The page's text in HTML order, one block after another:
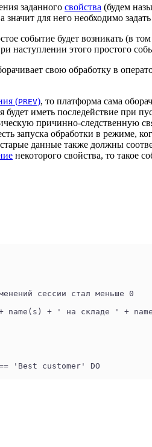
заданного свойства (будем
для него необходимо
событие будет возникать (в
наступлении этого простого
свою обработку в
(PREV), то платформа сама
будет иметь последействие при
причинно-следственную
запуска обработки в режиме,
данные также должны
некоторого свойства, то такое
сессии стал меньше 0
name(s) + ' на складе ' +
== 'Best customer' DO